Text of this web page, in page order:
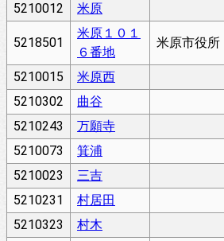
5210012
米原
5218501
米原１０１
６番地
米原市役
5210015 米原西
5210302
曲谷
5210243
万願寺
5210073
箕浦
5210023
三吉
5210231
村居田
5210323
村木